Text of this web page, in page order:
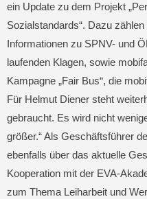
ein Update zu dem Projekt
Sozialstandards“. Dazu
Informationen zu SPNV- und
laufenden Klagen, sowie
Kampagne „Fair Bus“, die
Für Helmut Diener steht
gebraucht. Es wird nicht
größer.“ Als Geschäftsführer
ebenfalls über das aktuelle
Kooperation mit der EVA-
zum Thema Leiharbeit und